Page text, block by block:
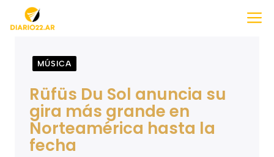
Saltar
MÚSICA
Rüfüs Du Sol anuncia su
gira más grande en
Norteamérica hasta la
fecha